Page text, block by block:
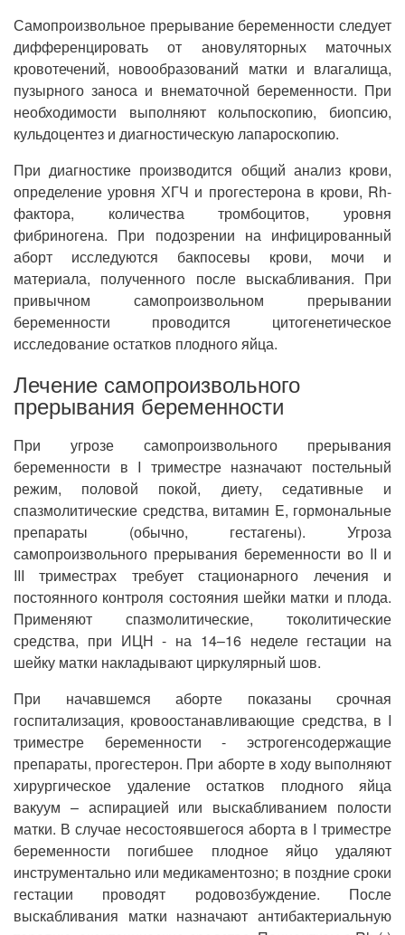
Самопроизвольное прерывание беременности следует
дифференцировать от ановуляторных маточных
кровотечений, новообразований матки и влагалища,
пузырного заноса и внематочной беременности. При
необходимости выполняют кольпоскопию, биопсию,
кульдоцентез и диагностическую лапароскопию.
При диагностике производится общий анализ крови,
определение уровня ХГЧ и прогестерона в крови, Rh-
фактора, количества тромбоцитов, уровня
фибриногена. При подозрении на инфицированный
аборт исследуются бакпосевы крови, мочи и
материала, полученного после выскабливания. При
привычном самопроизвольном прерывании
беременности проводится цитогенетическое
исследование остатков плодного яйца.
Лечение самопроизвольного
прерывания беременности
При угрозе самопроизвольного прерывания
беременности в I триместре назначают постельный
режим, половой покой, диету, седативные и
спазмолитические средства, витамин E, гормональные
препараты (обычно, гестагены). Угроза
самопроизвольного прерывания беременности во II и
III триместрах требует стационарного лечения и
постоянного контроля состояния шейки матки и плода.
Применяют спазмолитические, токолитические
средства, при ИЦН - на 14–16 неделе гестации на
шейку матки накладывают циркулярный шов.
При начавшемся аборте показаны срочная
госпитализация, кровоостанавливающие средства, в I
триместре беременности - эстрогенсодержащие
препараты, прогестерон. При аборте в ходу выполняют
хирургическое удаление остатков плодного яйца
вакуум – аспирацией или выскабливанием полости
матки. В случае несостоявшегося аборта в I триместре
беременности погибшее плодное яйцо удаляют
инструментально или медикаментозно; в поздние сроки
гестации проводят родовозбуждение. После
выскабливания матки назначают антибактериальную